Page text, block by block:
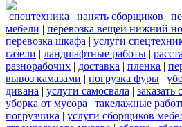
спецтехника | нанять сборщиков |
мебели | перевозка вещей нижний
перевозка шкафа | услуги
газели | ландшафтные работы |
разнорабочих | доставка | пленка |
вывоз камазами | погрузка фуры |
дивана | услуги самосвала |
уборка от мусора | такелажные
погрузчика | услуги сборщиков